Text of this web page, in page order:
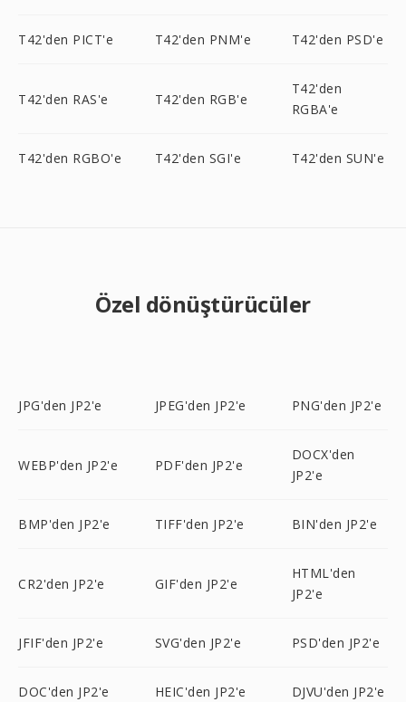
T42'den PICT'e T42'den PNM'e T42'den PSD'e
T42'den RAS'e T42'den RGB'e
T42'den
RGBA'e
T42'den RGBO'e T42'den SGI'e T42'den SUN'e
Özel dönüştürücüler
JPG'den JP2'e JPEG'den JP2'e PNG'den JP2'e
WEBP'den JP2'e PDF'den JP2'e
DOCX'den
JP2'e
BMP'den JP2'e TIFF'den JP2'e BIN'den JP2'e
CR2'den JP2'e GIF'den JP2'e
HTML'den
JP2'e
JFIF'den JP2'e SVG'den JP2'e PSD'den JP2'e
DOC'den JP2'e HEIC'den JP2'e DJVU'den JP2'e